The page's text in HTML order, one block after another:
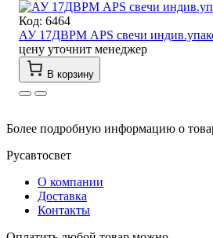
Код: 6464
АУ 17ДВРМ APS свечи
цену уточнит менеджер
В корзину
Более подробную информацию о
Русавтосвет
О компании
Доставка
Контакты